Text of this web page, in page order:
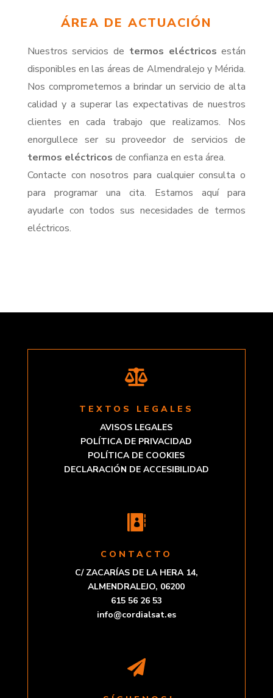
ÁREA DE ACTUACIÓN
Nuestros servicios de termos eléctricos están
disponibles en las áreas de Almendralejo y Mérida.
Nos comprometemos a brindar un servicio de alta
calidad y a superar las expectativas de nuestros
clientes en cada trabajo que realizamos. Nos
enorgullece ser su proveedor de servicios de
termos eléctricos de confianza en esta área.
Contacte con nosotros para cualquier consulta o
para programar una cita. Estamos aquí para
ayudarle con todos sus necesidades de termos
eléctricos.

TEXTOS LEGALES
AVISOS LEGALES
POLÍTICA DE PRIVACIDAD
POLÍTICA DE COOKIES
DECLARACIÓN DE ACCESIBILIDAD

CONTACTO
C/ ZACARÍAS DE LA HERA 14,
ALMENDRALEJO, 06200
615 56 26 53
info@cordialsat.es
